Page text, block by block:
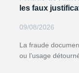
les faux
09/08/2026
La fraude
ou l’usage